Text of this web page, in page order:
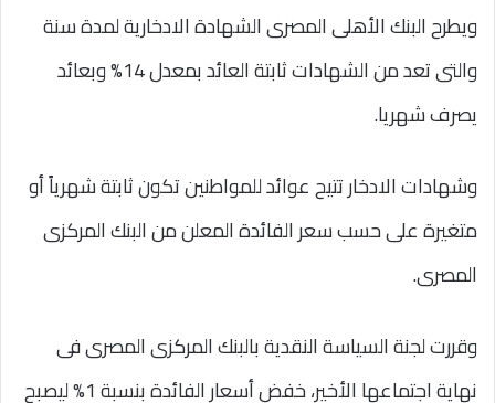
ويطرح البنك الأهلى المصرى الشهادة الادخارية لمدة سنة
والتى تعد من الشهادات ثابتة العائد بمعدل 14% وبعائد
يصرف شهريا.
وشهادات الادخار تتيح عوائد للمواطنين تكون ثابتة شهرياً أو
متغيرة على حسب سعر الفائدة المعلن من البنك المركزى
المصرى.
وقررت لجنة السياسة النقدية بالبنك المركزى المصرى فى
نهاية اجتماعها الأخير، خفض أسعار الفائدة بنسبة 1% ليصبح